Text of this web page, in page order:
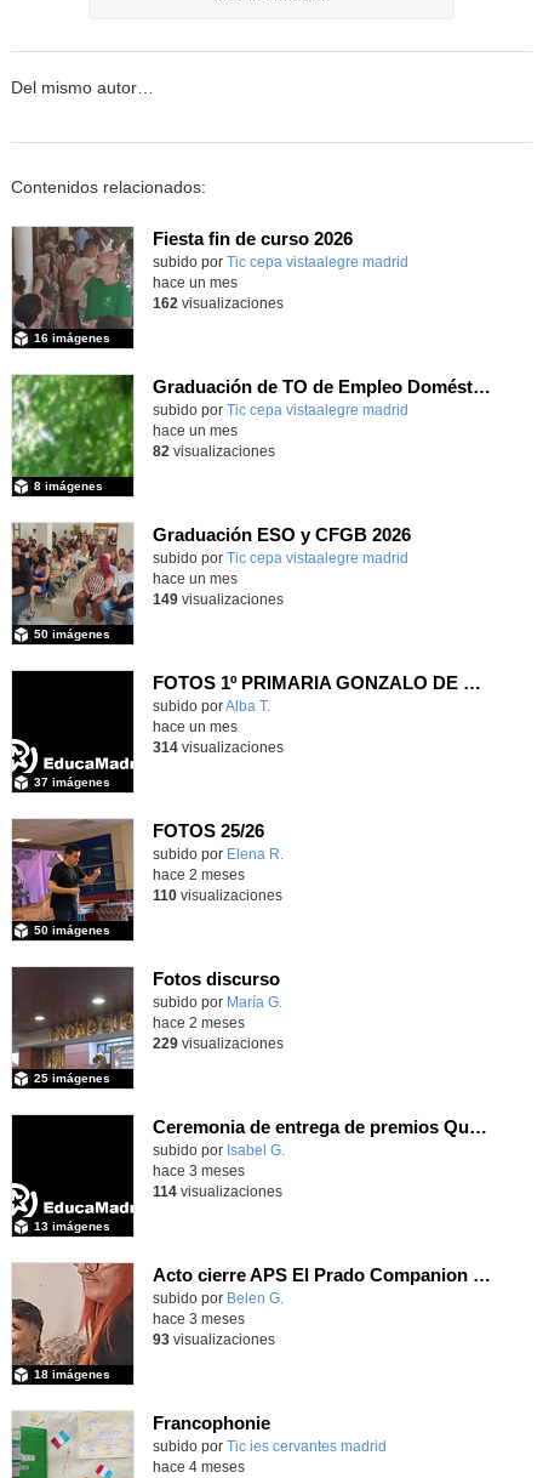
Del mismo autor…
Contenidos relacionados:
Fiesta fin de curso 2026
subido por Tic cepa vistaalegre madrid
16 imágenes
hace un mes
162 visualizaciones
Graduación de TO de Empleo Doméstico
subido por Tic cepa vistaalegre madrid
8 imágenes
hace un mes
82 visualizaciones
Graduación ESO y CFGB 2026
subido por Tic cepa vistaalegre madrid
50 imágenes
hace un mes
149visualizaciones
FOTOS 1º PRIMARIA GONZALO DE BERCEO
subido porAlba T.
37 imágenes
hace un mes
314visualizaciones
FOTOS 25/26
Contenido educativo.
subido por Elena R.
50 imágenes
hace 2 meses
110visualizaciones
Fotos discurso
Contenido educativo.
subido por María G.
25 imágenes
hace 2 meses
229visualizaciones
Ceremonia de entrega de premios Quizstory 2026
subido por Isabel G.
13 imágenes
hace 3 meses
114visualizaciones
Acto cierre APS El Prado Companion - Galería de imágenes
subido por Belen G.
18 imágenes
hace 3 meses
93visualizaciones
Francophonie
subido por Tic ies cervantes madrid
hace 4 meses